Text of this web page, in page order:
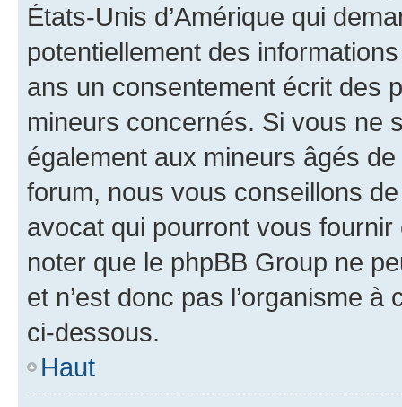
États-Unis d’Amérique qui
potentiellement des
ans un consentement écrit des
mineurs concernés. Si vous ne
également aux mineurs âgés
forum, nous vous conseillons
avocat qui pourront vous
noter que le phpBB Group ne
et n’est donc pas l’organisme
ci-dessous.
Haut